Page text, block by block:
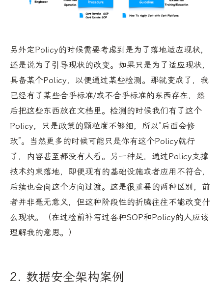
另外定Policy的时候需要考虑到是为了落地适应现状，
还是说为了引导现状的改变。如果只是为了适应现状，
具备某个Policy，以便通过某些检测。那就变成了，我
已经有了某些合乎标准/或不合乎标准的东西存在，然
后把这些东西放在文档里。检测的时候我们有了这个
Policy，只是政策的颗粒度不够细，所以“后面会修
改”。当然更多的时候可能只是你有这个Policy就行
了，内容甚至都没有人看。另一种是，通过Policy支撑
技术约束落地，即便现有的基础设施或者应用不符合，
后续也会向这个方向过渡。这是很重要的两种区别，前
者并非毫无意义，但这种阶段性的折腾往往不能改变什
么现状。（在过检前补写过各种SOP和Policy的人应该
理解我的意思。）
2. 数据安全架构案例